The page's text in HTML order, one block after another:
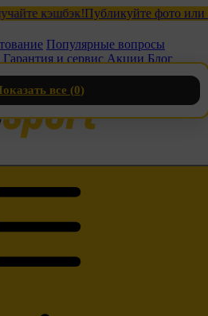
кэшбэк!Публикуйте фото или
Популярные вопросы
Гарантия и сервис Акции Блог
все (0)